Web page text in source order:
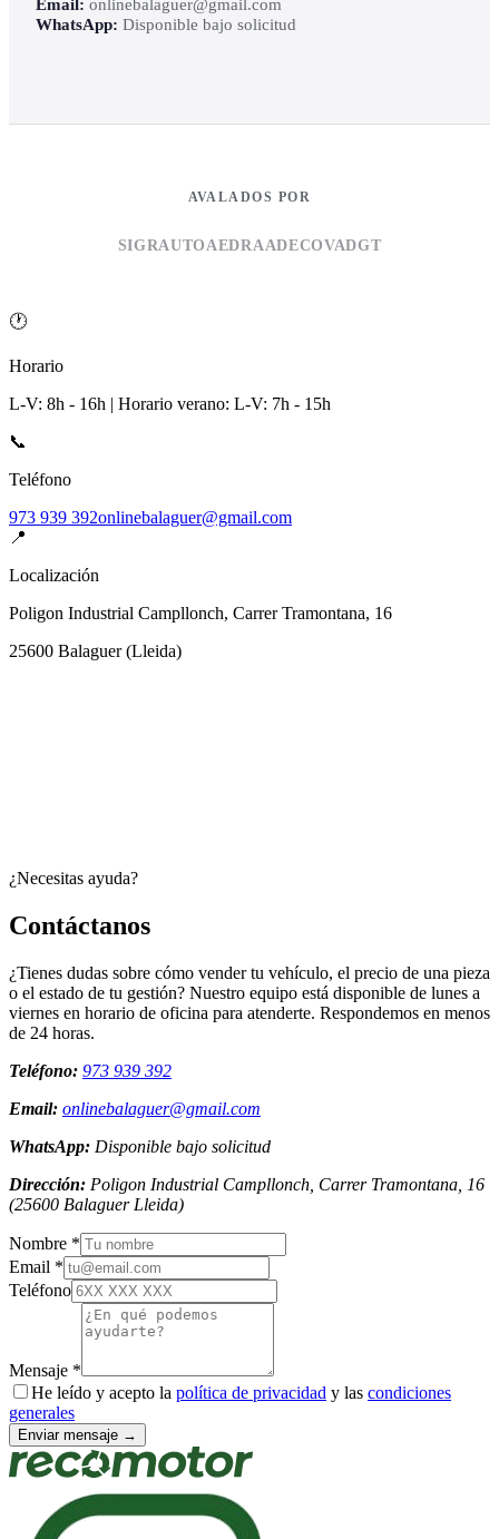
WhatsApp: Disponible bajo solicitud
AVALADOS POR
SIGRAUTOAEDRAADECOVADGT
🕐
Horario
L-V: 8h - 16h | Horario verano: L-V: 7h - 15h
📞
Teléfono
973 939 392onlinebalaguer@gmail.com
📍
Localización
Poligon Industrial Campllonch, Carrer Tramontana, 16
25600 Balaguer(Lleida)
¿Necesitas ayuda?
Contáctanos
¿Tienes dudas sobre cómo vender tu vehículo, el precio de una pieza
o el estado de tu gestión? Nuestro equipo está disponible de lunes a
viernes en horario de oficina para atenderte. Respondemos en menos
de 24 horas.
Teléfono: 973 939 392
Email: onlinebalaguer@gmail.com
WhatsApp: Disponible bajo solicitud
Dirección: Poligon Industrial Campllonch, Carrer Tramontana, 16
(25600 Balaguer Lleida)
Nombre *
Email *
Teléfono
Mensaje *
He leído y acepto la política de privacidad y las condiciones
generales
Enviar mensaje →